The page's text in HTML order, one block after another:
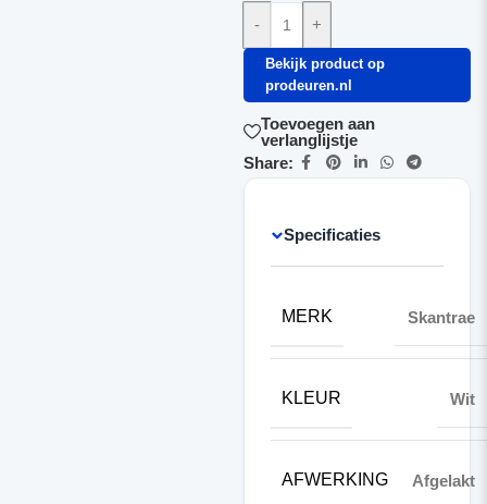
- +
Bekijk product op
prodeuren.nl
Toevoegen aan
verlanglijstje
Share:
Specificaties
MERK Skantrae
KLEUR Wit
AFWERKING Afgelakt